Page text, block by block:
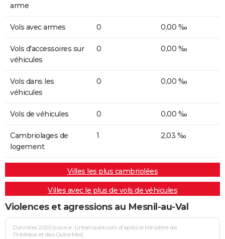
arme
Vols avec armes 0 0,00 ‰
Vols d'accessoires sur
véhicules
0 0,00 ‰
Vols dans les
véhicules
0 0,00 ‰
Vols de véhicules 0 0,00 ‰
Cambriolages de
logement
1 2,03 ‰
Villes les plus cambriolées
Villes avec le plus de vols de véhicules
Violences et agressions au Mesnil-au-Val
Données 2025 (source : Linternaute.com d'après le Ministère de
l'Intérieur et des Outre-Mer)